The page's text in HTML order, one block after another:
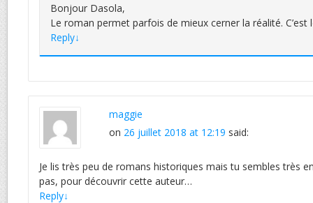
Bonjour Dasola,
Le roman permet parfois de mieux cerner la réalité. C’est
Reply↓
maggie
on 26 juillet 2018 at 12:19 said:
Je lis très peu de romans historiques mais tu sembles très
pas, pour découvrir cette auteur…
Reply↓